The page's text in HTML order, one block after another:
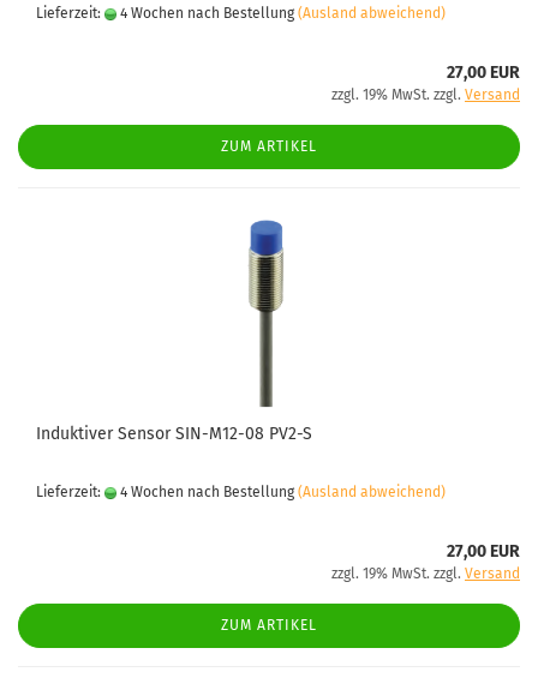
Lieferzeit: 4 Wochen nach Bestellung (Ausland abweichend)
27,00 EUR
zzgl. 19% MwSt. zzgl. Versand
ZUM ARTIKEL
Induktiver Sensor SIN-M12-08 PV2-S
Lieferzeit: 4 Wochen nach Bestellung (Ausland abweichend)
27,00 EUR
zzgl. 19% MwSt. zzgl. Versand
ZUM ARTIKEL